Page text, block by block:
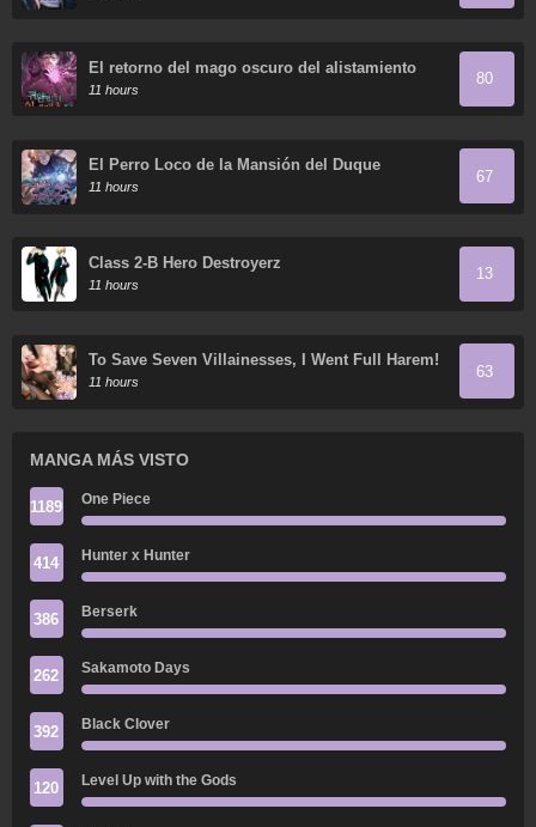
El retorno del mago oscuro del alistamiento
11 hours
80
El Perro Loco de la Mansión del Duque
11 hours
67
Class 2-B Hero Destroyerz
11 hours
13
To Save Seven Villainesses, I Went Full Harem!
11 hours
63
MANGA MÁS VISTO
1189 One Piece
414 Hunter x Hunter
386 Berserk
262 Sakamoto Days
392 Black Clover
120 Level Up with the Gods